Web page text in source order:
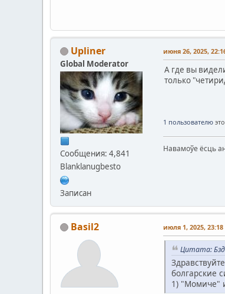
Upliner
Global Moderator
Сообщения: 4,841
Blanklanugbesto
Записан
июня 26, 2025,
А где вы
только
1 пользователю
Навамоўе ёсць
Basil2 июля 1, 2025, 23:18
Цитата:
болгарские
1) "Момиче"